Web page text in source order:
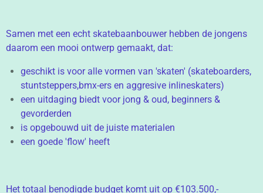
Samen met een echt skatebaanbouwer hebben de jongens
daarom een mooi ontwerp gemaakt, dat:
geschikt is voor alle vormen van 'skaten' (skateboarders,
stuntsteppers,bmx-ers en aggresive inlineskaters)
een uitdaging biedt voor jong & oud, beginners &
gevorderden
is opgebouwd uit de juiste materialen
een goede 'flow' heeft
Het totaal benodigde budget komt uit op €103.500,-